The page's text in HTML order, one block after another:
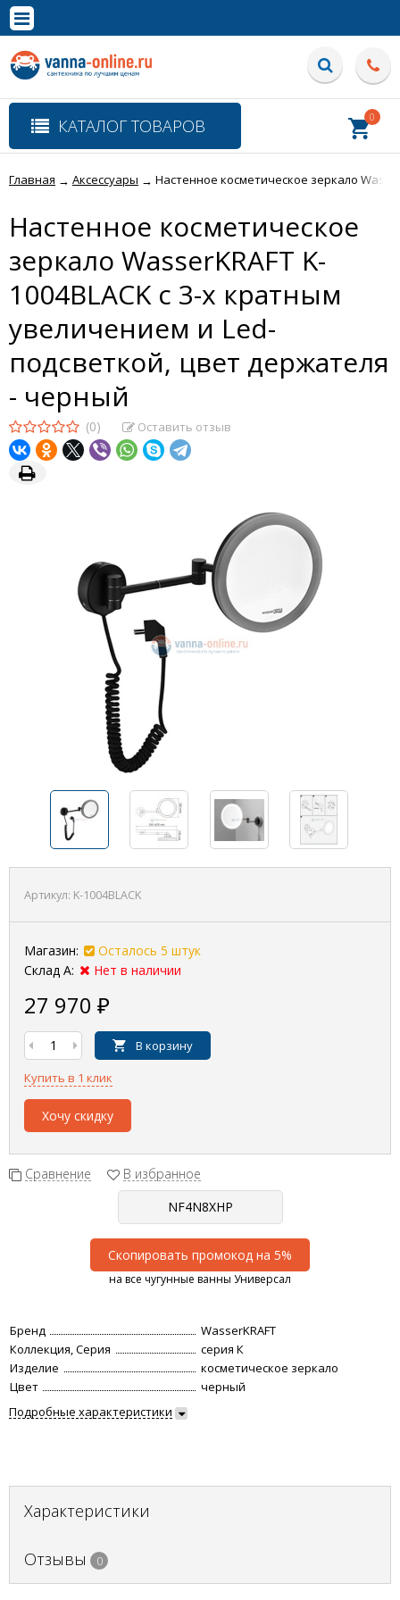
Полная версия сайта
КАТАЛОГ ТОВАРОВ 0
Главная → Аксессуары → Настенное косметическое зеркало
Настенное косметическое
зеркало WasserKRAFT K-
1004BLACK с 3-х кратным
увеличением и Led-
подсветкой, цвет держателя
- черный
(0) Оставить отзыв
Артикул: K-1004BLACK
Магазин:
Осталось 5 штук
Склад А:
Нет в наличии
27 970 ₽
В корзину
Купить в 1 клик
Хочу скидку
Сравнение В избранное
Скопировать промокод на 5%
на все чугунные ванны Универсал
Бренд
WasserKRAFT
Коллекция, Серия
серия К
Изделие
косметическое зеркало
Цвет
черный
Подробные характеристики
Характеристики
Отзывы 0